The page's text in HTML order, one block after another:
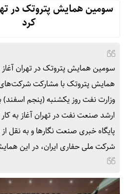
سومین همایش پتروتک در
کرد
سومین همایش پتروتک در تهران
همایش پتروتک با مشارکت شرکت‌های
وزارت نفت روز یکشنبه (پنجم اسفند)
ارشد صنعت نفت در تهران آغاز به
پایگاه خبری صنعت نگارها و به نقل
شرکت ملی حفاری ایران، در این